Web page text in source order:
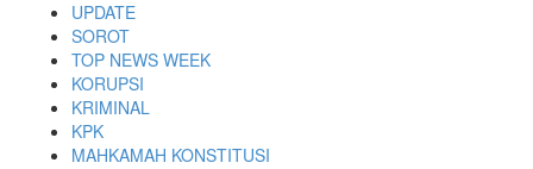
content
UPDATE
SOROT
TOP NEWS WEEK
KORUPSI
KRIMINAL
KPK
MAHKAMAH KONSTITUSI